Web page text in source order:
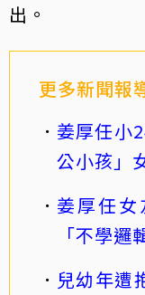
出。
更多新聞報
姜厚任小
公小孩」
姜厚任
「不學邏
兒幼年遭